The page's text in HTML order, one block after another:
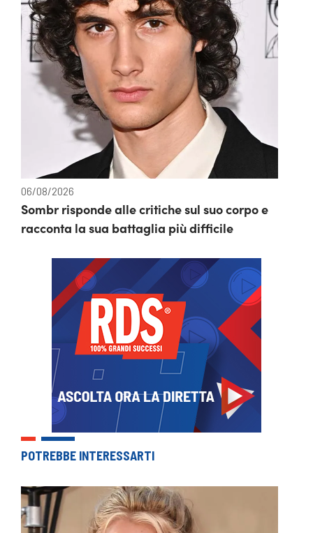
06/08/2026
Sombr risponde alle critiche sul suo corpo e
racconta la sua battaglia più difficile
POTREBBE INTERESSARTI